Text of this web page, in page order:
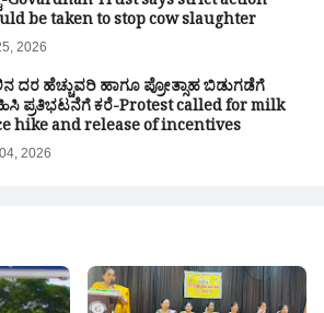
be taken to stop cow slaughter
2026
ದರ ಹೆಚ್ಚುವರಿ ಹಾಗೂ ಪ್ರೋತ್ಸಾಹ ಬಿಡುಗಡೆಗೆ
ಪ್ರತಿಭಟನೆಗೆ ಕರೆ-Protest called for milk
hike and release of incentives
2026